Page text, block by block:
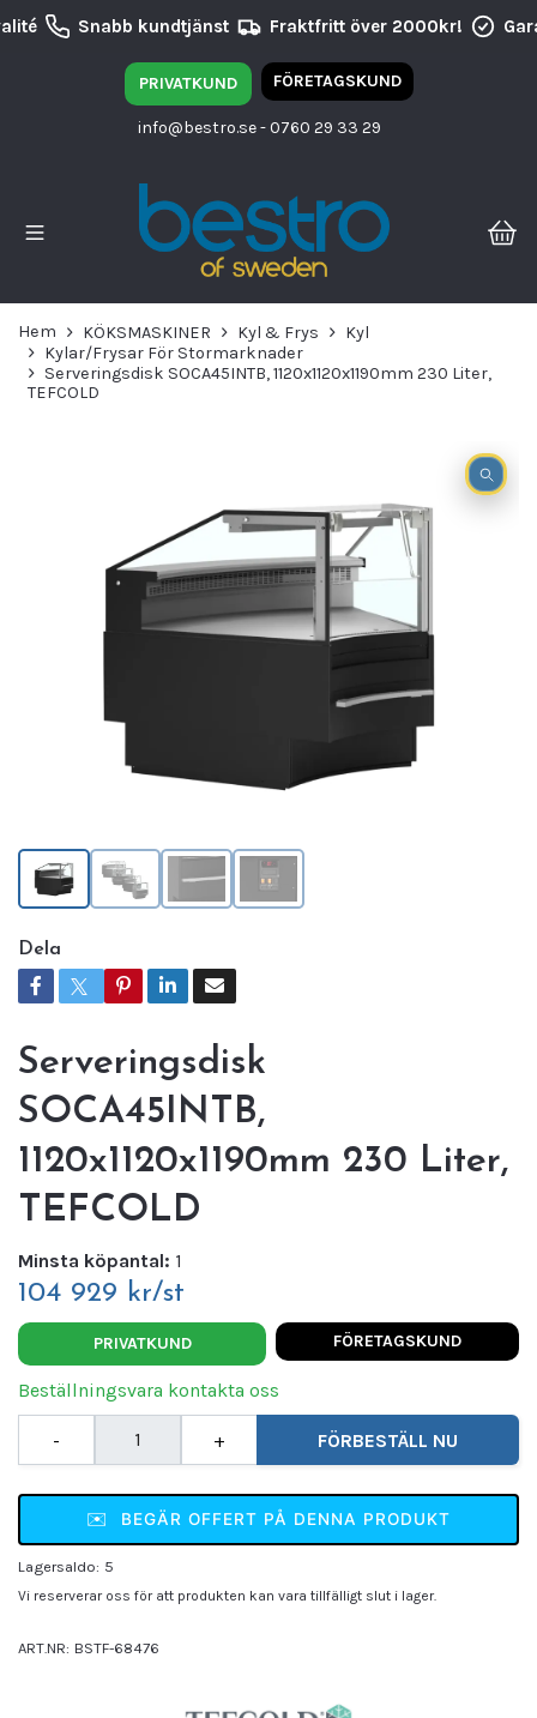
Snabb kundtjänst Fraktfritt över 2000kr!
PRIVATKUND FÖRETAGSKUND
info@bestro.se- 0760 29 33 29
Hem KÖKSMASKINER Kyl & Frys
Kyl
Kylar/Frysar För Stormarknader
Serveringsdisk SOCA45INTB, 1120x1120x1190mm 230 Liter,
TEFCOLD
Dela
Serveringsdisk
SOCA45INTB,
1120x1120x1190mm 230 Liter,
TEFCOLD
Minsta köpantal: 1
104 929 kr/st
PRIVATKUND FÖRETAGSKUND
Beställningsvara kontakta oss
- + FÖRBESTÄLL NU
✉️ BEGÄR OFFERT PÅ DENNA PRODUKT
Lagersaldo: 5
Vi reserverar oss för att produkten kan vara tillfälligt slut i lager.
ART.NR: BSTF-68476